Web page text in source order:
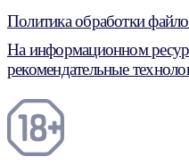
Политика обработки
На информационном
рекомендательные